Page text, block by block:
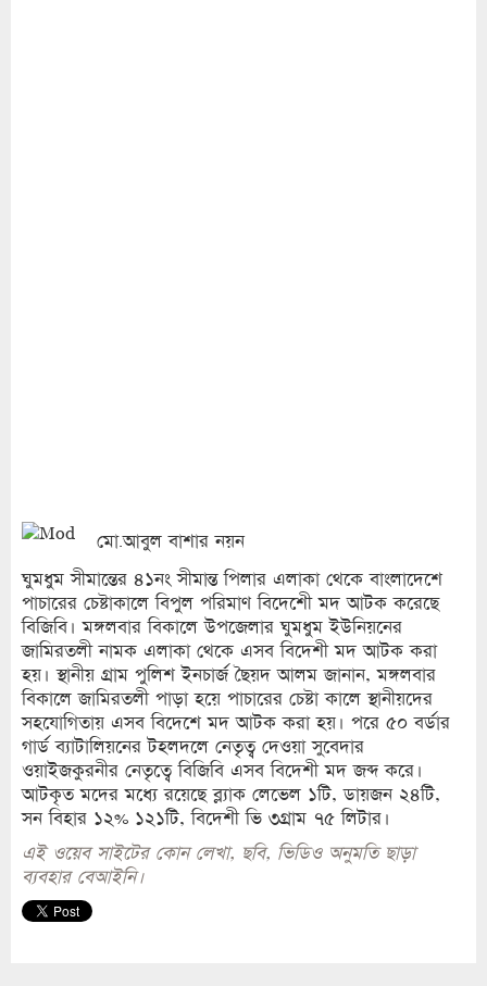
মো.আবুল বাশার নয়ন
ঘুমধুম সীমান্তের ৪১নং সীমান্ত পিলার এলাকা থেকে বাংলাদেশে
পাচারের চেষ্টাকালে বিপুল পরিমাণ বিদেশেী মদ আটক করেছে
বিজিবি। মঙ্গলবার বিকালে উপজেলার ঘুমধুম ইউনিয়নের
জামিরতলী নামক এলাকা থেকে এসব বিদেশী মদ আটক করা
হয়। স্থানীয় গ্রাম পুলিশ ইনচার্জ ছৈয়দ আলম জানান, মঙ্গলবার
বিকালে জামিরতলী পাড়া হয়ে পাচারের চেষ্টা কালে স্থানীয়দের
সহযোগিতায় এসব বিদেশে মদ আটক করা হয়। পরে ৫০ বর্ডার
গার্ড ব্যাটালিয়নের টহলদলে নেতৃত্ব দেওয়া সুবেদার
ওয়াইজকুরনীর নেতৃত্বে বিজিবি এসব বিদেশী মদ জব্দ করে।
আটকৃত মদের মধ্যে রয়েছে ব্ল্যাক লেভেল ১টি, ডায়জন ২৪টি,
সন বিহার ১২% ১২১টি, বিদেশী ভি ৩গ্রাম ৭৫ লিটার।
এই ওয়েব সাইটের কোন লেখা, ছবি, ভিডিও অনুমতি ছাড়া
ব্যবহার বেআইনি।